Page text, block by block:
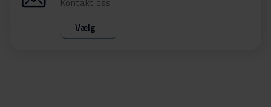
Kontakt oss
Vælg